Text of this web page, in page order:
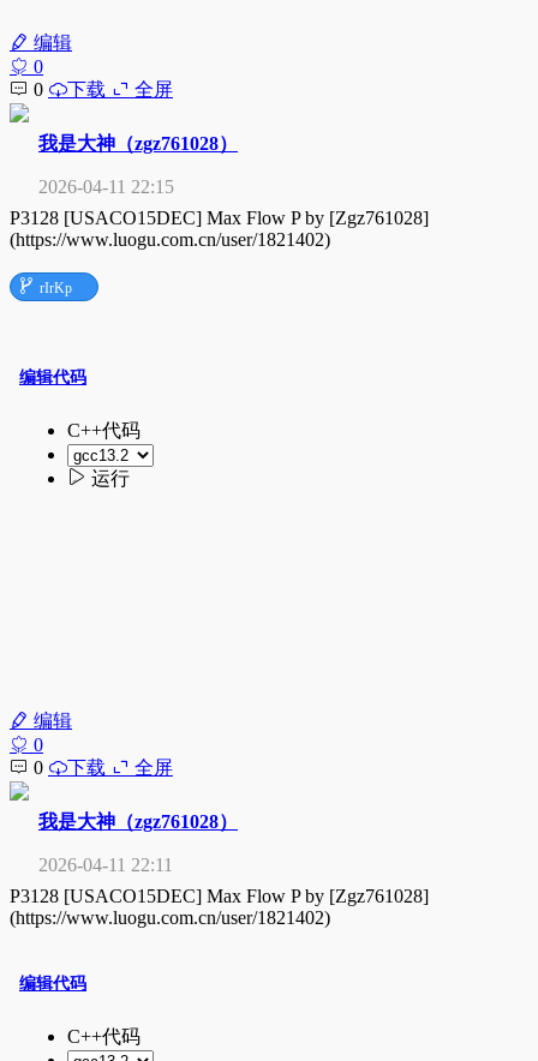
编辑
0
0
下载 全屏
我是大神（zgz761028）
2026-04-11 22:15
P3128 [USACO15DEC] Max Flow P by [Zgz761028]
(https://www.luogu.com.cn/user/1821402)
 rIrKp
编辑
0
0
下载 全屏
我是大神（zgz761028）
2026-04-11 22:11
P3128 [USACO15DEC] Max Flow P by [Zgz761028]
(https://www.luogu.com.cn/user/1821402)